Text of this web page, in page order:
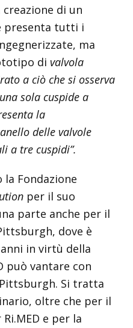
di un
presenta tutti i
ma
di valvola
a ciò che si osserva
sola cuspide a
la
delle valvole
a tre cuspidi”.
la Fondazione
per il suo
parte anche per il
dove è
in virtù della
può vantare con
Pittsburgh. Si tratta
oltre che per il
e per la